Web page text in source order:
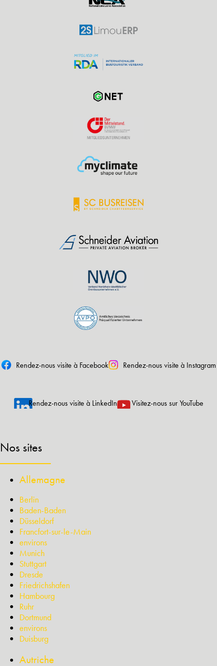
Rendez-nous visite à Facebook Rendez-nous visite à Instagram
Rendez-nous visite à LinkedIn Visitez-nous sur YouTube
Nos sites
Allemagne
Berlin
Baden-Baden
Düsseldorf
Francfort-sur-le-Main
environs
Munich
Stuttgart
Dresde
Friedrichshafen
Hambourg
Ruhr
Dortmund
environs
Duisburg
Autriche